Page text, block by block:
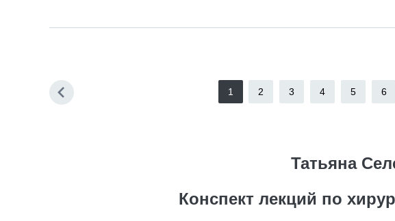
1 2 3 4 5 6
Татьяна
Конспект лекций по